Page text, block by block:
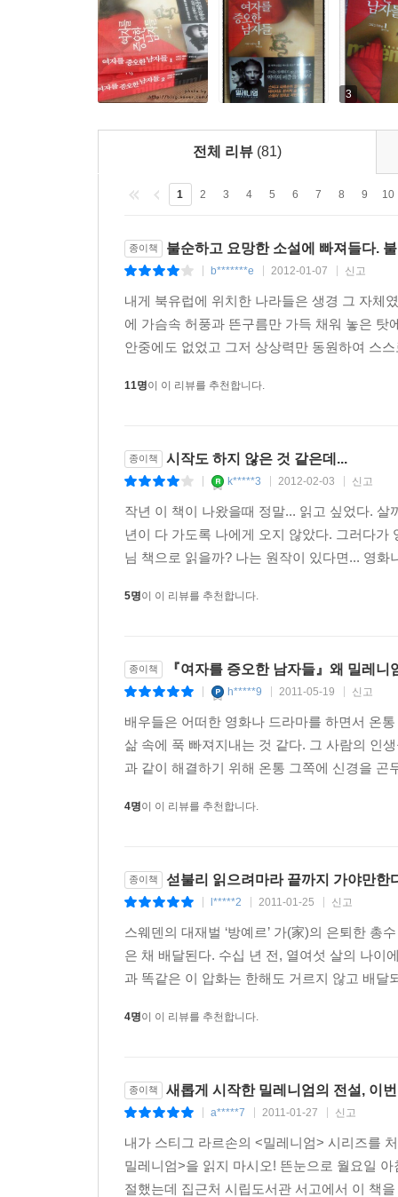
발신인 불명의 압화 선물이 예식처럼 이어지고 있
헨리크 방예르는 자신이 평생을 걸고 매달린 종
달하는 큰 액수의 사례금과 미카엘이 저널리스트
미카엘은 사건 조사를 위해 보안경비업체의 비밀
깡마른 몸에 눈썹과 코에 피어스를 한, 사람들과
밀레니엄 시리즈를 여는 첫 번째 이야기, 『여자를
연쇄살인, 추악한 범죄의 온상을 파헤치며 세상
‘미카엘’의 대활약을 그렸다.
뻗어나가고, 스웨덴과 유럽의 역사와 정치, 경
시리즈는 놀랍도록 잘 읽힌다. 단순한 문장, 사
진행하기 등 다양한 방법을 통해, 스티그 라르손
또한 스웨덴의 검증된 문학성과 높은 사회의식,
무엇보다 ‘밀레니엄 시리즈는’ 소설 속의 두 주
소설이다.
1부(여자를 증오한 남자들)를 마칠 즈음 이 소설
1부가 끝나면 2부를 바로 집어 들게 되고, 2부가
언론사 서평
밀레니엄 시리즈를 여는 『여자를 증오한 남자들
- 《시카고 트리뷴》(미국)
스웨덴에서 초판 출간된 밀레니엄 시리즈는 최고
- 《뉴욕타임스》, 미국
『여자를 증오한 남자들』에 손을 댄 순간, 단조
- 《르푸앵》, 프랑스
밀레니엄 시리즈가 전 유럽에서 베스트셀러 판
소설이 되고 있다. - 《누벨 옵세르바퇴르》, 프랑스
사회의식이 넘치고, 도덕적 타락에 대한 심도
밀레니엄 시리즈의 폐인이 되는 것은 시간문제다.
- 《인디펜던트》, 영국
놀랍도록 인상적이고 열정적인 소설이다. 살아
안타까운 일이다. - 《옵서버》, 영국
3
전체 리뷰 (81)
1 2 3 4 5 6 7 8 9 10
종이책 불순하고 요망한 소설에 빠져들다.
b*******e 2012-01-07 신고
내게 북유럽에 위치한 나라들은 생경 그 자체
에 가슴속 허풍과 뜬구름만 가득 채워 놓은
안중에도 없었고 그저 상상력만 동원하여 스
11명이 이 리뷰를 추천합니다.
종이책 시작도 하지 않은 것 같은데...
k*****3 2012-02-03 신고
작년 이 책이 나왔을때 정말... 읽고 싶었다.
년이 다 가도록 나에게 오지 않았다. 그러다
님 책으로 읽을까? 나는 원작이 있다면... 영
5명이 이 리뷰를 추천합니다.
종이책 『여자를 증오한 남자들』왜 밀레니
h*****9 2011-05-19 신고
배우들은 어떠한 영화나 드라마를 하면서 온
삶 속에 푹 빠져지내는 것 같다. 그 사람의 인
과 같이 해결하기 위해 온통 그쪽에 신경을
4명이 이 리뷰를 추천합니다.
종이책 섣불리 읽으려마라 끝까지 가야만한
l*****2 2011-01-25 신고
스웨덴의 대재벌 ‘방예르’ 가(家)의 은퇴한
은 채 배달된다. 수십 년 전, 열여섯 살의 나이
과 똑같은 이 압화는 한해도 거르지 않고 배
4명이 이 리뷰를 추천합니다.
종이책 새롭게 시작한 밀레니엄의 전설, 이
a*****7 2011-01-27 신고
내가 스티그 라르손의 <밀레니엄> 시리즈를
밀레니엄>을 읽지 마시오! 뜬눈으로 월요일
절했는데 집근처 시립도서관 서고에서 이 책